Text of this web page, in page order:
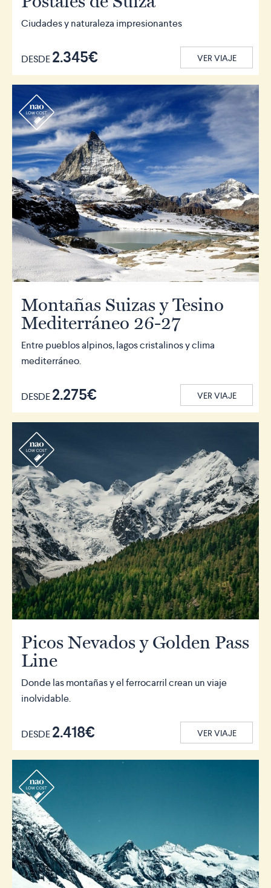
Ciudades y naturaleza impresionantes
DESDE2.345€ VER VIAJE
r
Montañas Suizas y Tesino
Mediterráneo 26-27
Entre pueblos alpinos, lagos cristalinos y clima
mediterráneo.
DESDE2.275€ VER VIAJE
r
Picos Nevados y Golden Pass
Line
Donde las montañas y el ferrocarril crean un viaje
inolvidable.
DESDE2.418€ VER VIAJE
r